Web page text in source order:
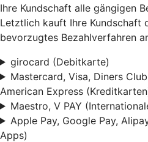
Ihre Kundschaft alle gängigen
Letztlich kauft Ihre Kundschaft
bevorzugtes Bezahlverfahren
girocard (Debitkarte)
Mastercard, Visa, Diners
American Express
Maestro, V PAY
Apple Pay, Google Pay,
Apps)